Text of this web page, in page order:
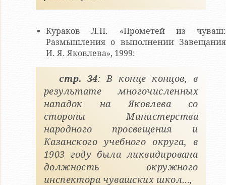
Кураков Л.П. «Прометей из чуваш:
Размышления о выполнении Завещания
И. Я. Яковлева», 1999:
стр. 34: В конце концов, в
результате многочисленных
нападок на Яковлева со
стороны Министерства
народного просвещения и
Казанского учебного округа, в
1903 году была ликвидирована
должность окружного
инспектора чувашских школ…,